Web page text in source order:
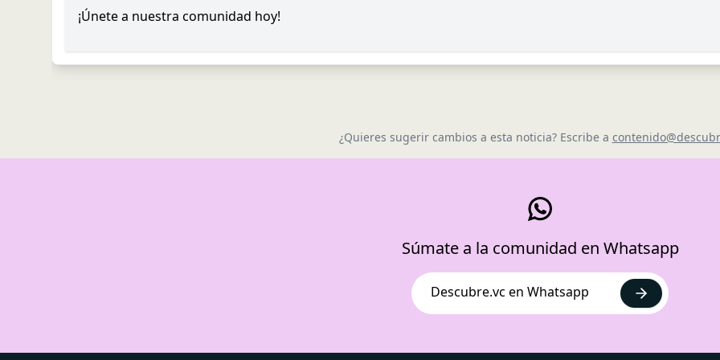
¡Únete a nuestra comunidad hoy!
¿Quieres sugerir cambios a esta noticia? Escribe a
Súmate a la comunidad en Whatsapp
Descubre.vc en Whatsapp